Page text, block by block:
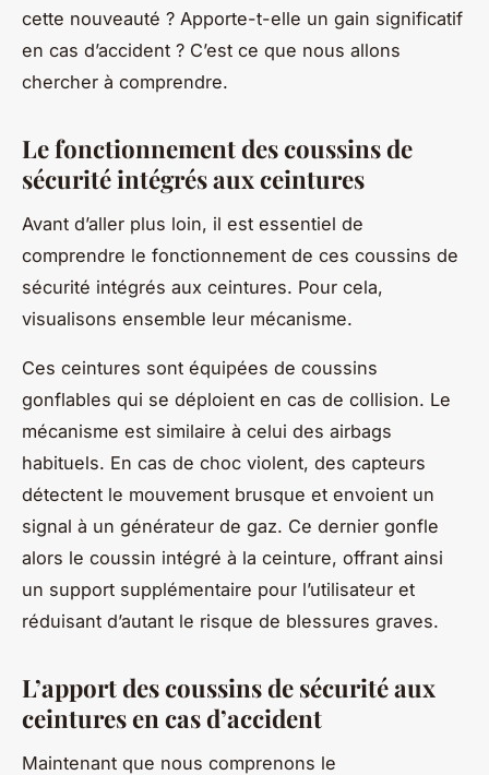
cette nouveauté ? Apporte-t-elle un gain significatif
en cas d’accident ? C’est ce que nous allons
chercher à comprendre.
Le fonctionnement des coussins de
sécurité intégrés aux ceintures
Avant d’aller plus loin, il est essentiel de
comprendre le fonctionnement de ces coussins de
sécurité intégrés aux ceintures. Pour cela,
visualisons ensemble leur mécanisme.
Ces ceintures sont équipées de coussins
gonflables qui se déploient en cas de collision. Le
mécanisme est similaire à celui des airbags
habituels. En cas de choc violent, des capteurs
détectent le mouvement brusque et envoient un
signal à un générateur de gaz. Ce dernier gonfle
alors le coussin intégré à la ceinture, offrant ainsi
un support supplémentaire pour l’utilisateur et
réduisant d’autant le risque de blessures graves.
L’apport des coussins de sécurité aux
ceintures en cas d’accident
Maintenant que nous comprenons le